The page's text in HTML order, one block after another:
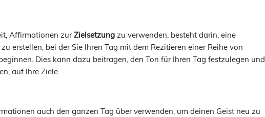
Affirmationen zurZielsetzung zu verwenden, besteht darin, eine
erstellen, bei der Sie Ihren Tag mit dem Rezitieren einer Reihe von
Dies kann dazu beitragen, den Ton für Ihren Tag festzulegen und
auf Ihre Ziele
auch den ganzen Tag über verwenden, um deinen Geist neu zu